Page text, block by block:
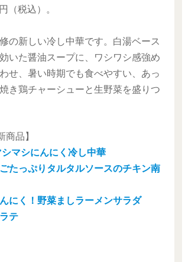
（税込）。
の新しい冷し中華です。白湯ベース
いた醤油スープに、ワシワシ感強め
せ、暑い時期でも食べやすい、あっ
き鶏チャーシューと生野菜を盛りつ
商品】
マシにんにく冷し中華
ごたっぷりタルタルソースのチキン南
にく！野菜ましラーメンサラダ
テ